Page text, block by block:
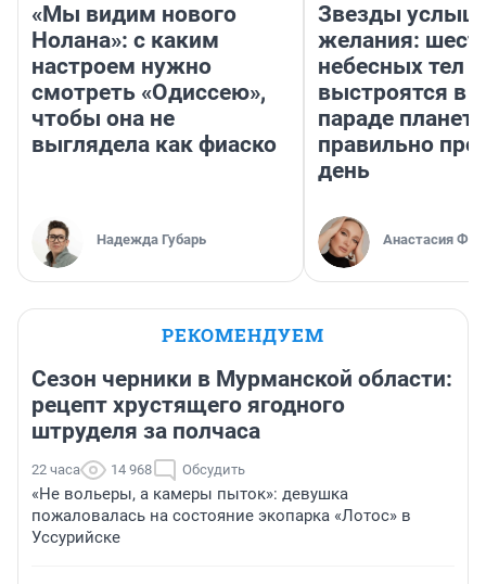
«Мы видим нового
Нолана»: с каким
настроем нужно
смотреть «Одиссею»,
чтобы она не
выглядела как фиаско
Надежда Губарь
Звезды
желания:
небесных тел
выстроятся в
параде планет
правильно
день
Анастасия
РЕКОМЕНДУЕМ
Сезон черники в Мурманской области:
рецепт хрустящего ягодного
штруделя за полчаса
22 часа 14 968 Обсудить
«Не вольеры, а камеры пыток»: девушка
пожаловалась на состояние экопарка «Лотос» в
Уссурийске